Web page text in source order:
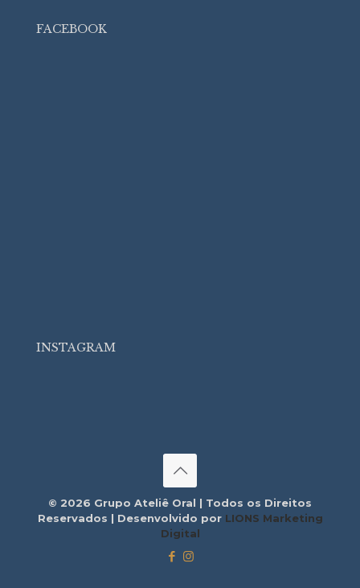
FACEBOOK
INSTAGRAM
© 2026 Grupo Ateliê Oral | Todos os Direitos
Reservados | Desenvolvido por LIONS Marketing
Digital